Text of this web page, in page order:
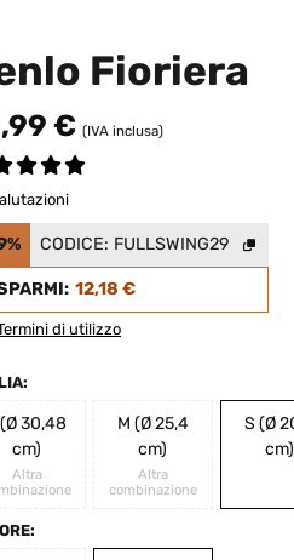
Fioriera
€ (IVA inclusa)
CODICE: FULLSWING29
12,18 €
di utilizzo
30,48
cm)
Altra
M (Ø 25,4
cm)
Altra
combinazione
S (Ø
cm)